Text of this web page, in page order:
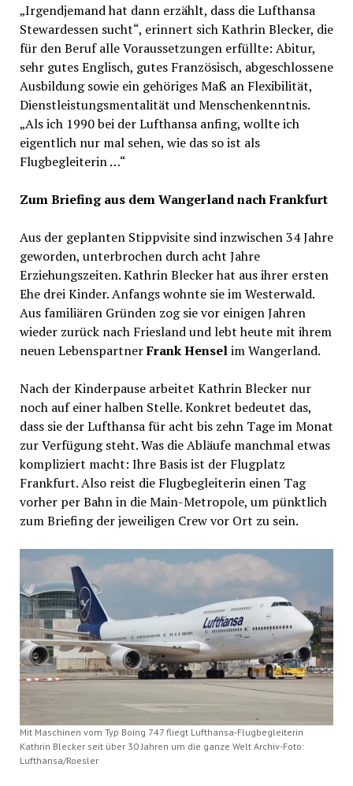
„Irgendjemand hat dann erzählt, dass die Lufthansa
Stewardessen sucht“, erinnert sich Kathrin Blecker, die
für den Beruf alle Voraussetzungen erfüllte: Abitur,
sehr gutes Englisch, gutes Französisch, abgeschlossene
Ausbildung sowie ein gehöriges Maß an Flexibilität,
Dienstleistungsmentalität und Menschenkenntnis.
„Als ich 1990 bei der Lufthansa anfing, wollte ich
eigentlich nur mal sehen, wie das so ist als
Flugbegleiterin …“
Zum Briefing aus dem Wangerland nach Frankfurt
Aus der geplanten Stippvisite sind inzwischen 34 Jahre
geworden, unterbrochen durch acht Jahre
Erziehungszeiten. Kathrin Blecker hat aus ihrer ersten
Ehe drei Kinder. Anfangs wohnte sie im Westerwald.
Aus familiären Gründen zog sie vor einigen Jahren
wieder zurück nach Friesland und lebt heute mit ihrem
neuen LebenspartnerFrank Henselim Wangerland.
Nach der Kinderpause arbeitet Kathrin Blecker nur
noch auf einer halben Stelle. Konkret bedeutet das,
dass sie der Lufthansa für acht bis zehn Tage im Monat
zur Verfügung steht. Was die Abläufe manchmal etwas
kompliziert macht: Ihre Basis ist der Flugplatz
Frankfurt. Also reist die Flugbegleiterin einen Tag
vorher per Bahn in die Main-Metropole, um pünktlich
zum Briefing der jeweiligen Crew vor Ort zu sein.
Mit Maschinen vom Typ Boing 747 fliegt Lufthansa-Flugbegleiterin
Kathrin Blecker seit über 30 Jahren um die ganze Welt Archiv-Foto:
Lufthansa/Roesler